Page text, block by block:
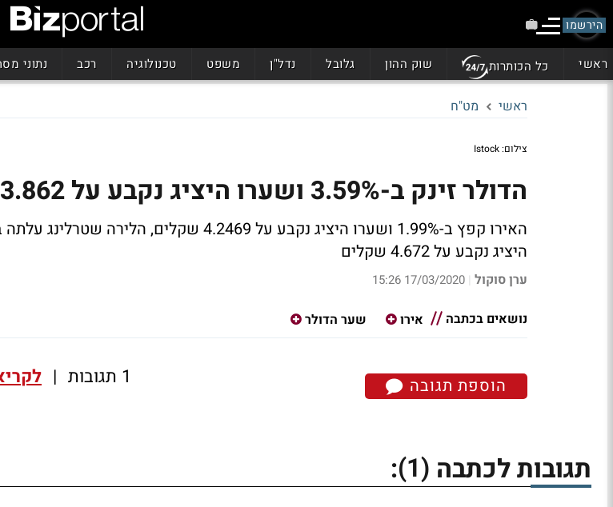
הירשמו
ראשי כל הכותרות שוק ההון גלובל נדל"ן משפט טכנולוגיה רכב נתוני
ראשי מט"ח
צילום: Istock
הדולר זינק ב-3.59% ושערו היציג נקבע על 3.862 שקלים
היציג נקבע על 4.672 שקלים
ערן סוקול |
17/03/2020 15:26
נושאים בכתבה
אירו שער הדולר
הוספת תגובה 1 תגובות |
תגובות לכתבה (1)
: